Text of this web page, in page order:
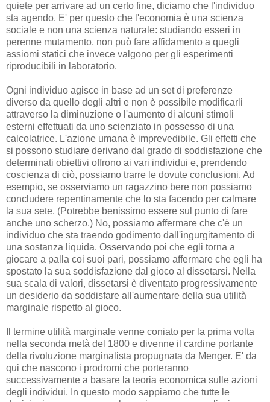
quiete per arrivare ad un certo fine, diciamo che l'individuo
sta agendo. E' per questo che l'economia è una scienza
sociale e non una scienza naturale: studiando esseri in
perenne mutamento, non può fare affidamento a quegli
assiomi statici che invece valgono per gli esperimenti
riproducibili in laboratorio.
Ogni individuo agisce in base ad un set di preferenze
diverso da quello degli altri e non è possibile modificarli
attraverso la diminuzione o l'aumento di alcuni stimoli
esterni effettuati da uno scienziato in possesso di una
calcolatrice. L'azione umana è imprevedibile. Gli effetti che
si possono studiare derivano dal grado di soddisfazione che
determinati obiettivi offrono ai vari individui e, prendendo
coscienza di ciò, possiamo trarre le dovute conclusioni. Ad
esempio, se osserviamo un ragazzino bere non possiamo
concludere repentinamente che lo sta facendo per calmare
la sua sete. (Potrebbe benissimo essere sul punto di fare
anche uno scherzo.) No, possiamo affermare che c'è un
individuo che sta traendo godimento dall'ingurgitamento di
una sostanza liquida. Osservando poi che egli torna a
giocare a palla coi suoi pari, possiamo affermare che egli ha
spostato la sua soddisfazione dal gioco al dissetarsi. Nella
sua scala di valori, dissetarsi è diventato progressivamente
un desiderio da soddisfare all'aumentare della sua utilità
marginale rispetto al gioco.
Il termine utilità marginale venne coniato per la prima volta
nella seconda metà del 1800 e divenne il cardine portante
della rivoluzione marginalista propugnata da Menger. E' da
qui che nascono i prodromi che porteranno
successivamente a basare la teoria economica sulle azioni
degli individui. In questo modo sappiamo che tutte le